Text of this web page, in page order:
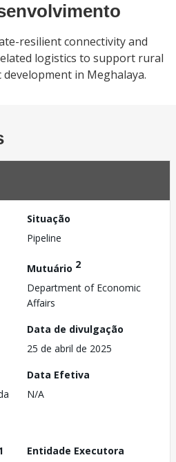
resilient connectivity and
logistics to support rural
in Meghalaya.
Situação
Pipeline
Mutuário 2
Department of Economic
Affairs
Data de divulgação
25 de abril de 2025
Data Efetiva
N/A
Entidade Executora